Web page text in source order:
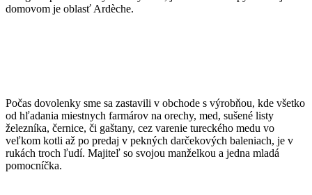
domovom je oblasť Ardèche.
Počas dovolenky sme sa zastavili v obchode s výrobňou, kde všetko
od hľadania miestnych farmárov na orechy, med, sušené listy
železníka, černice, či gaštany, cez varenie tureckého medu vo
veľkom kotli až po predaj v pekných darčekových baleniach, je v
rukách troch ľudí. Majiteľ so svojou manželkou a jedna mladá
pomocníčka.